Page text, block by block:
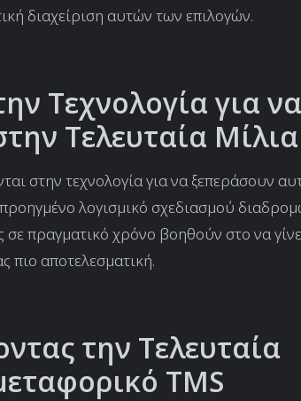
διαχείριση αυτών των επιλογών.
Τεχνολογία για να
Τελευταία Μίλια
στην τεχνολογία για να ξεπεράσουν
λογισμικό σχεδιασμού
πραγματικό χρόνο βοηθούν στο να
πιο αποτελεσματική.
την Τελευταία
TMS